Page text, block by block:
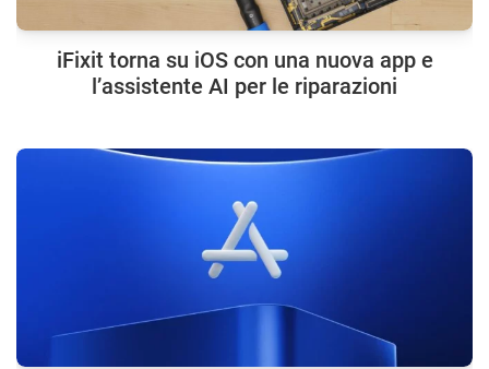
iFixit torna su iOS con una nuova app e
l’assistente AI per le riparazioni